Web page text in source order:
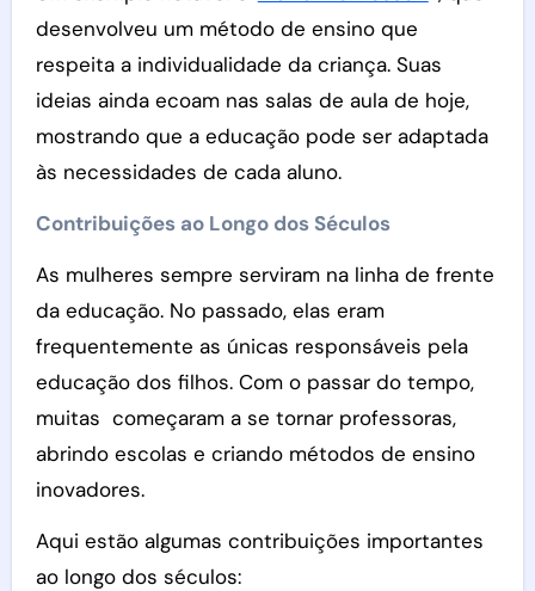
desenvolveu um método de ensino que
respeita a individualidade da criança. Suas
ideias ainda ecoam nas salas de aula de hoje,
mostrando que a educação pode ser adaptada
às necessidades de cada aluno.
Contribuições ao Longo dos Séculos
As mulheres sempre serviram na linha de frente
da educação. No passado, elas eram
frequentemente as únicas responsáveis ​​pela
educação dos filhos. Com o passar do tempo,
muitas começaram a se tornar professoras,
abrindo escolas e criando métodos de ensino
inovadores.
Aqui estão algumas contribuições importantes
ao longo dos séculos: